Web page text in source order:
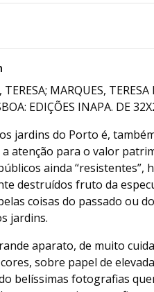
MARQUES,
EDIÇÕES INAPA. DE
jardins do Porto é,
atenção para o valor
ainda “resistentes”,
destruídos fruto da
coisas do passado ou
jardins.
aparato, de muito
sobre papel de
belíssimas fotografias